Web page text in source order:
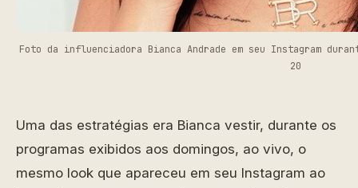
Foto da influenciadora Bianca Andrade em seu Instagram
20
Uma das estratégias era Bianca vestir, durante os
programas exibidos aos domingos, ao vivo, o
mesmo look que apareceu em seu Instagram ao